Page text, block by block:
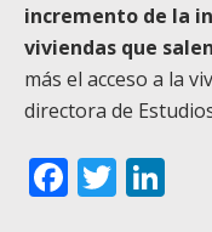
incremento de la
viviendas que
más el acceso a la
directora de
Facebook